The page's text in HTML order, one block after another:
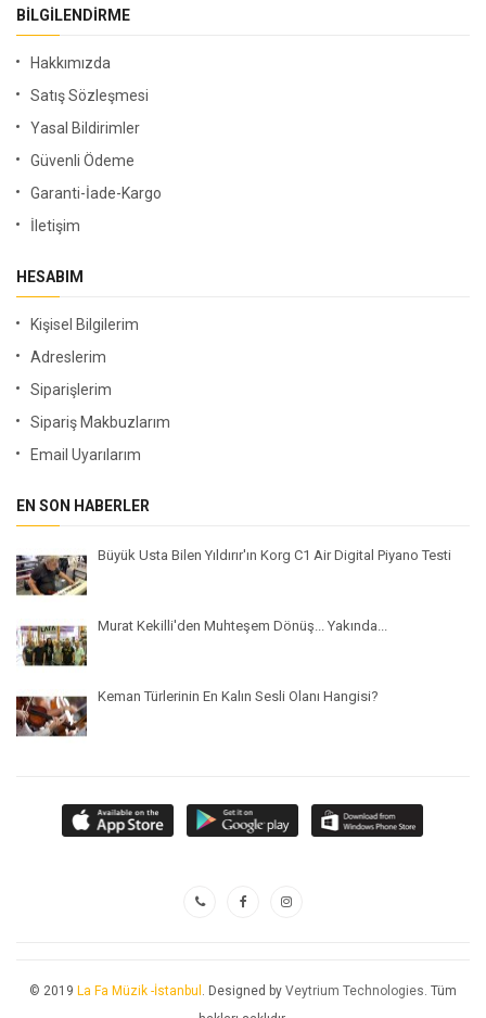
BILGILENDIRME
Hakkımızda
Satış Sözleşmesi
Yasal Bildirimler
Güvenli Ödeme
Garanti-İade-Kargo
İletişim
HESABIM
Kişisel Bilgilerim
Adreslerim
Siparişlerim
Sipariş Makbuzlarım
Email Uyarılarım
EN SON HABERLER
Büyük Usta Bilen Yıldırır'ın Korg C1 Air Digital Piyano Testi
Murat Kekilli'den Muhteşem Dönüş... Yakında...
Keman Türlerinin En Kalın Sesli Olanı Hangisi?
© 2019 La Fa Müzik -İstanbul . Designed by Veytrium Technologies. Tüm